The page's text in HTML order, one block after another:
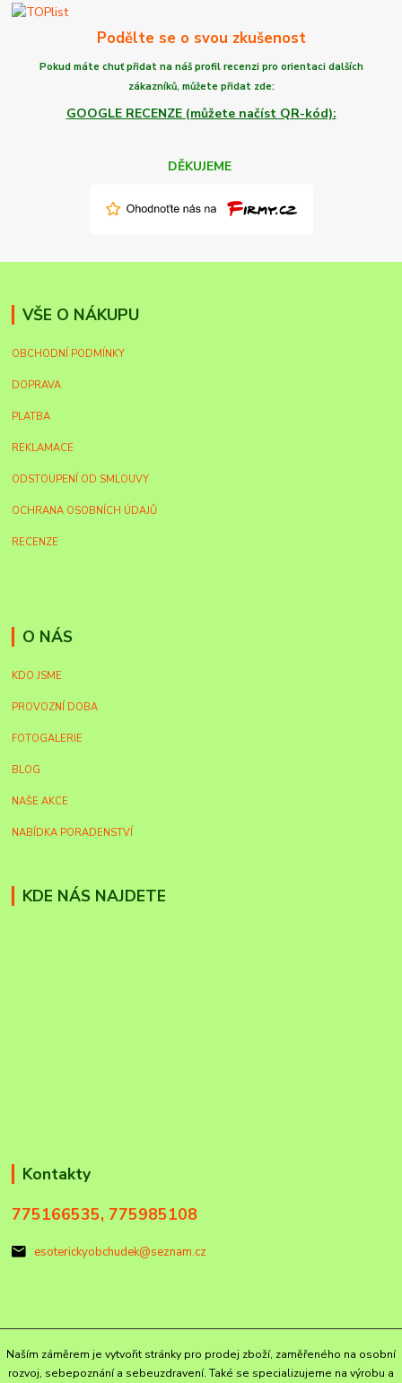
Podělte se o svou zkušenost
Pokud máte chuťpřidat na náš profil recenzi pro orientaci dalších
zákazníků, můžete přidat zde:
GOOGLE RECENZE (můžete načíst QR-kód):
DĚKUJEME
VŠE O NÁKUPU
OBCHODNÍ PODMÍNKY
DOPRAVA
PLATBA
REKLAMACE
ODSTOUPENÍ OD SMLOUVY
OCHRANA OSOBNÍCH ÚDAJŮ
RECENZE
O NÁS
KDO JSME
PROVOZNÍ DOBA
FOTOGALERIE
BLOG
NAŠE AKCE
NABÍDKA PORADENSTVÍ
KDE NÁS NAJDETE
Kontakty
775166535, 775985108
esoterickyobchudek@seznam.cz
Naším záměrem je vytvořit stránky pro prodej zboží, zaměřeného na osobní
rozvoj, sebepoznání a sebeuzdravení. Také se specializujeme na výrobu a